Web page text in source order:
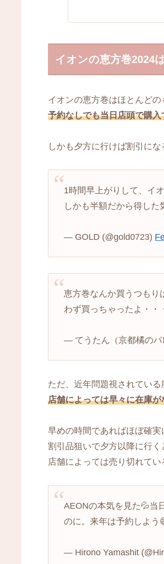
イオンの恵方巻2024
イオンの恵方巻はほとんどの
予約なしでも当日店頭で購入
しかも夕方に行けば割引にな
1時間早上がりして、イ
しかも半額だから得した
— GOLD (@gold0723)
恵方巻なんか買うつもり
わず買っちゃったよ・・
— てうたん（京都橘のパ
ただ、近年問題視されている
店舗によっては早々に在庫
早めの時間であればほぼ確実
割引品狙いで夕方以降に行く
店舗によっては売り切れて
AEONの本気を見た💦当
のに。来年は予約しよう
— Hirono Yamashit